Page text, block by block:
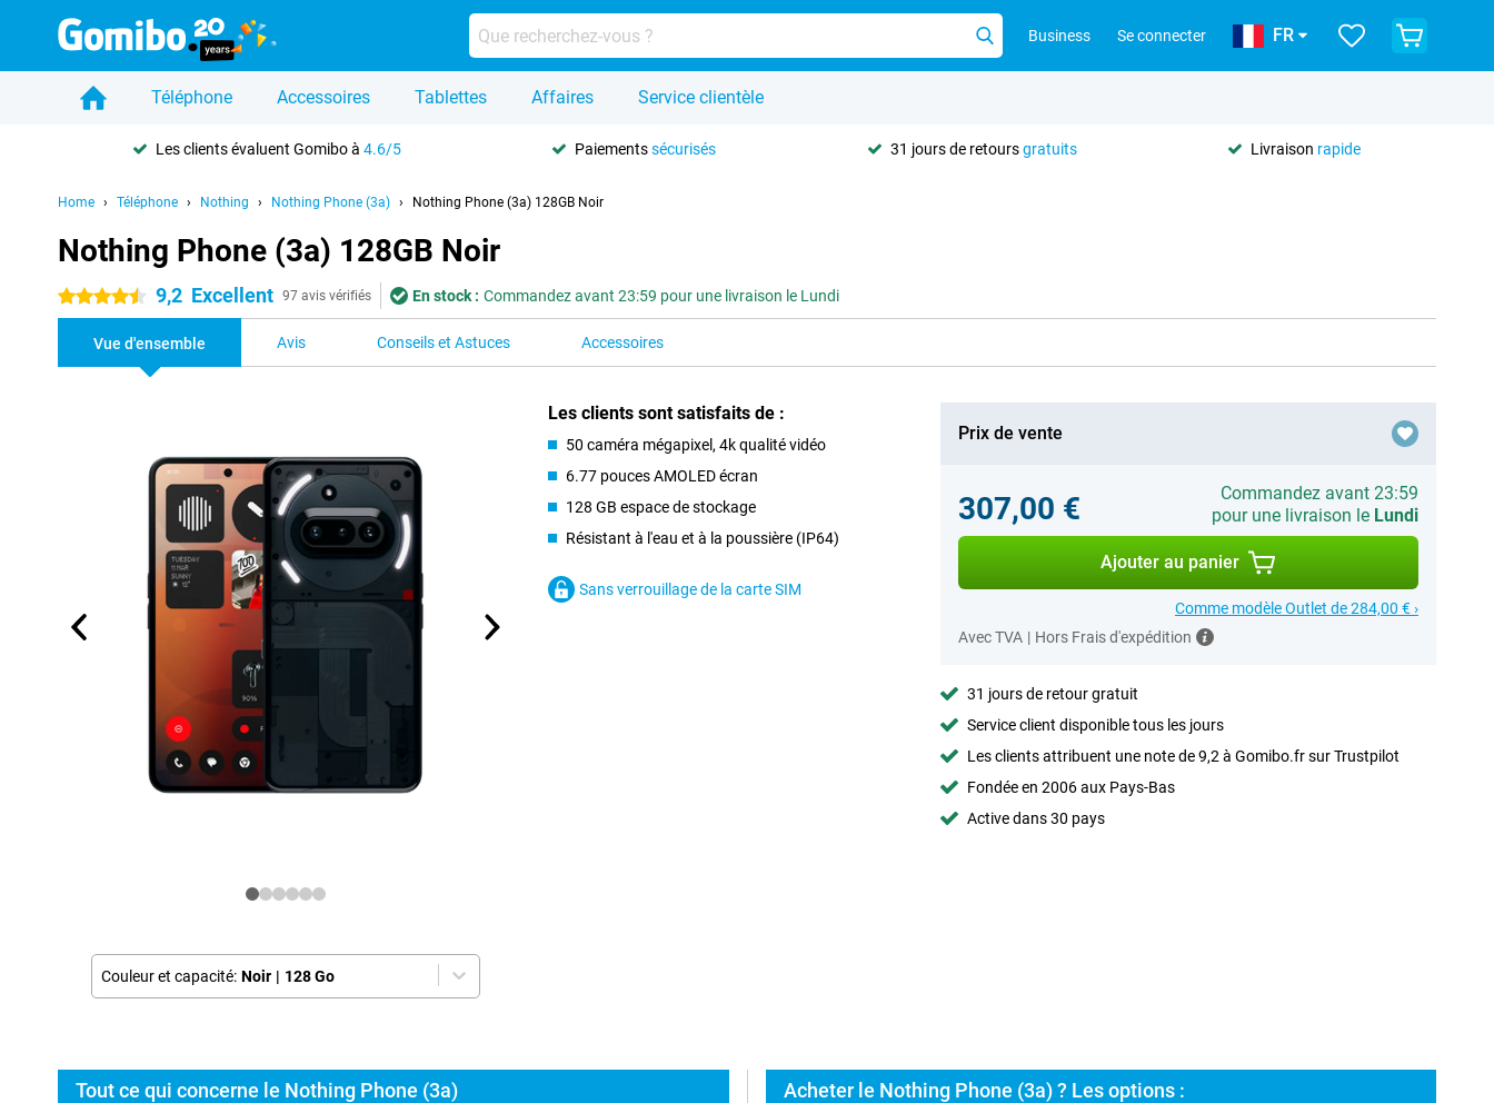
Business Se connecter FR
Téléphone Accessoires Tablettes Affaires Service clientèle
Les clients évaluent Gomibo à4.6/5 Paiementssécurisés 31 jours de retoursgratuits Livraison rapide
Home Téléphone Nothing Nothing Phone (3a) Nothing Phone (3a) 128GB Noir
Nothing Phone (3a) 128GB Noir
4.5 étoiles 9,2 Excellent 97 avis vérifiés En stock : Commandez avant 23:59 pour une livraison le Lundi
Vue d'ensemble Avis Conseils et Astuces Accessoires
Couleur et capacité: Noir | 128 Go
Les clients sont satisfaits de :
50 caméra mégapixel, 4k qualité vidéo
6.77 pouces AMOLED écran
128 GB espace de stockage
Résistant à l'eau et à la poussière (IP64)
Sans verrouillage de la carte SIM
Prix de vente
307,00 €
Commandez avant 23:59
pour une livraison le Lundi
Ajouter au panier
Comme modèle Outlet de 284,00 € ›
Avec TVA | Hors Frais d'expédition
31 jours de retour gratuit
Service client disponible tous les jours
Les clients attribuent une note de 9,2 à Gomibo.fr sur Trustpilot
Fondée en 2006 aux Pays-Bas
Active dans 30 pays
Tout ce qui concerne le Nothing Phone (3a) Acheter le Nothing Phone (3a) ? Les options :